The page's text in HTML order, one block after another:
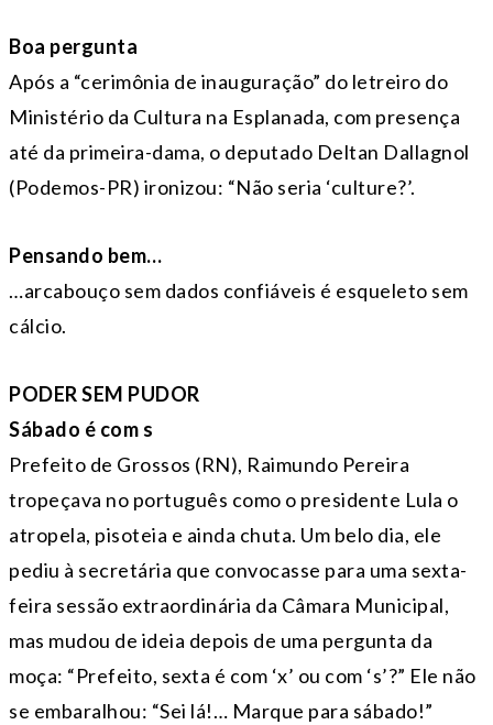
Boa pergunta
Após a “cerimônia de inauguração” do letreiro do
Ministério da Cultura na Esplanada, com presença
até da primeira-dama, o deputado Deltan Dallagnol
(Podemos-PR) ironizou: “Não seria ‘culture?’.
Pensando bem…
…arcabouço sem dados confiáveis é esqueleto sem
cálcio.
PODER SEM PUDOR
Sábado é com s
Prefeito de Grossos (RN), Raimundo Pereira
tropeçava no português como o presidente Lula o
atropela, pisoteia e ainda chuta. Um belo dia, ele
pediu à secretária que convocasse para uma sexta-
feira sessão extraordinária da Câmara Municipal,
mas mudou de ideia depois de uma pergunta da
moça: “Prefeito, sexta é com ‘x’ ou com ‘s’?” Ele não
se embaralhou: “Sei lá!… Marque para sábado!”